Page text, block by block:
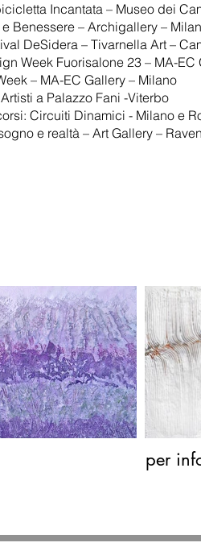
Incantata – Museo dei
Benessere – Archigallery –
DeSidera – Tivarnella Art –
Week Fuorisalone 23 – MA-EC
– MA-EC Gallery – Milano
a Palazzo Fani -Viterbo
Circuiti Dinamici - Milano e
e realtà – Art Gallery –
per